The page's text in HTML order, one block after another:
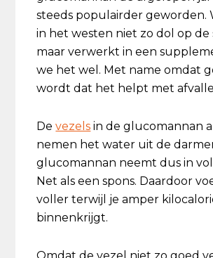
steeds populairder geworden.
in het westen niet zo dol op de
maar verwerkt in een
we het wel. Met name omdat
wordt dat het helpt met
Devezels in de glucomannan
nemen het water uit de
glucomannan neemt dus in
Net als een spons. Daardoor
voller terwijl je amper
binnenkrijgt.